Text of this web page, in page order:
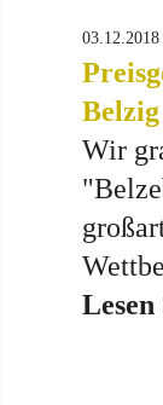
03.12.2018
Belzig
Wir
Lesen